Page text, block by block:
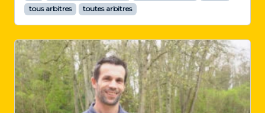
tous arbitres
toutes arbitres